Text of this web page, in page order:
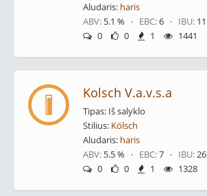
Aludaris: haris
ABV: 5.1 % · EBC:6 · IBU: 11
0
0 1 1441
Kolsch V.a.v.s.a
Tipas: Iš salyklo
Stilius: Kölsch
Aludaris: haris
ABV: 5.5 % · EBC:7 · IBU:26
0
0 1 1328